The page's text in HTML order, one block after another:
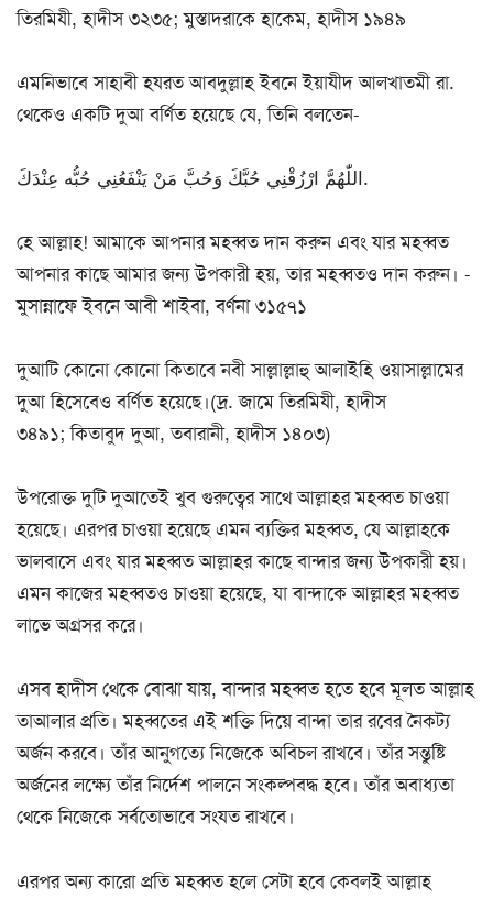
তিরমিযী, হাদীস ৩২৩৫; মুস্তাদরাকে হাকেম, হাদীস ১৯৪৯
এমনিভাবে সাহাবী হযরত আবদুল্লাহ ইবনে ইয়াযীদ আলখাতমী রা.
থেকেও একটি দুআ বর্ণিত হয়েছে যে, তিনি বলতেন-
اللّٰهُمَّ ارْزُقْنِي حُبَّكَ وَحُبَّ مَنْ يَنْفَعُنِي حُبُّه عِنْدَكَ.
হে আল্লাহ! আমাকে আপনার মহব্বত দান করুন এবং যার মহব্বত
আপনার কাছে আমার জন্য উপকারী হয়, তার মহব্বতও দান করুন। -
মুসান্নাফে ইবনে আবী শাইবা, বর্ণনা ৩১৫৭১
দুআটি কোনো কোনো কিতাবে নবী সাল্লাল্লাহু আলাইহি ওয়াসাল্লামের
দুআ হিসেবেও বর্ণিত হয়েছে।(দ্র. জামে তিরমিযী, হাদীস
৩৪৯১; কিতাবুদ দুআ, তবারানী, হাদীস ১৪০৩)
উপরোক্ত দুটি দুআতেই খুব গুরুত্বের সাথে আল্লাহর মহব্বত চাওয়া
হয়েছে। এরপর চাওয়া হয়েছে এমন ব্যক্তির মহব্বত, যে আল্লাহকে
ভালবাসে এবং যার মহব্বত আল্লাহর কাছে বান্দার জন্য উপকারী হয়।
এমন কাজের মহব্বতও চাওয়া হয়েছে, যা বান্দাকে আল্লাহর মহব্বত
লাভে অগ্রসর করে।
এসব হাদীস থেকে বোঝা যায়, বান্দার মহব্বত হতে হবে মূলত আল্লাহ
তাআলার প্রতি। মহব্বতের এই শক্তি দিয়ে বান্দা তার রবের নৈকট্য
অর্জন করবে। তাঁর আনুগত্যে নিজেকে অবিচল রাখবে। তাঁর সন্তুষ্টি
অর্জনের লক্ষ্যে তাঁর নির্দেশ পালনে সংকল্পবদ্ধ হবে। তাঁর অবাধ্যতা
থেকে নিজেকে সর্বতোভাবে সংযত রাখবে।
এরপর অন্য কারো প্রতি মহব্বত হলে সেটা হবে কেবলই আল্লাহ